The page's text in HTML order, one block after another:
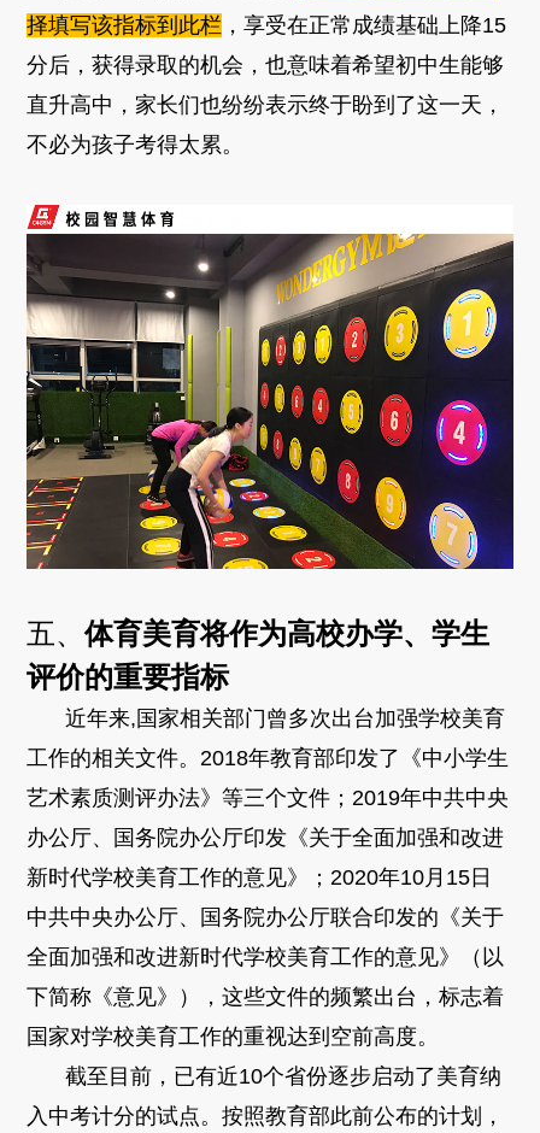
择填写该指标到此栏 ，享受在正常成绩基础上降15
分后，获得录取的机会，也意味着希望初中生能够
直升高中，家长们也纷纷表示终于盼到了这一天，
不必为孩子考得太累。
五、体育美育将作为高校办学、学生
评价的重要指标
近年来,国家相关部门曾多次出台加强学校美育
工作的相关文件。2018年教育部印发了《中小学生
艺术素质测评办法》等三个文件；2019年中共中央
办公厅、国务院办公厅印发《关于全面加强和改进
新时代学校美育工作的意见》；2020年10月15日
中共中央办公厅、国务院办公厅联合印发的《关于
全面加强和改进新时代学校美育工作的意见》（以
下简称《意见》），这些文件的频繁出台，标志着
国家对学校美育工作的重视达到空前高度。
截至目前，已有近10个省份逐步启动了美育纳
入中考计分的试点。按照教育部此前公布的计划，